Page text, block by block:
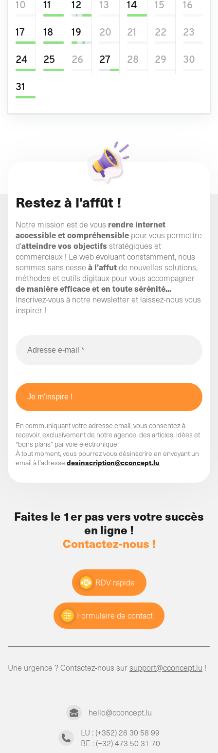
10 11 12 13 14 15 16
17 18 19 20 21 22 23
24 25 26 27 28 29 30
31
Restez à l'affût !
Notre mission est de vous rendre internet
accessible et compréhensible pour vous permettre
d'atteindre vos objectifsstratégiques et
commerciaux ! Le web évoluant constamment, nous
sommes sans cesse à l'affutde nouvelles solutions,
méthodes et outils digitaux pour vous accompagner
de manière efficace et en toute sérénité...
Inscrivez-vous à notre newsletter et laissez-nous vous
inspirer !
En communiquant votre adresse email, vous consentez à
recevoir, exclusivement de notre agence, des articles, idées et
"bons plans” par voie électronique.
À tout moment, vous pourrez vous désinscrire en envoyant un
email à l'adresse desinscription@cconcept.lu
Faites le 1er pas vers votre succès
en ligne !
Contactez-nous !
RDV rapide
Formulaire de contact
Une urgence ? Contactez-nous sursupport@cconcept.lu !
hello@cconcept.lu
LU : (+352) 26 30 58 99
BE : (+32) 473 50 31 70